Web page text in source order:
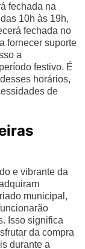
fechada na
10h às 19h,
fechada no
fornecer suporte
a
festivo. É
horários,
de
e vibrante da
municipal,
Isso significa
da compra
durante a